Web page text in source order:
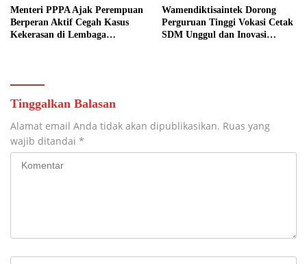
Menteri PPPA Ajak Perempuan
Berperan Aktif Cegah Kasus
Kekerasan di Lembaga
Wamendiktisaintek Dorong
Perguruan Tinggi Vokasi Cetak
SDM Unggul dan Inovasi
Tinggalkan Balasan
Alamat email Anda tidak akan dipublikasikan. Ruas yang
wajib ditandai *